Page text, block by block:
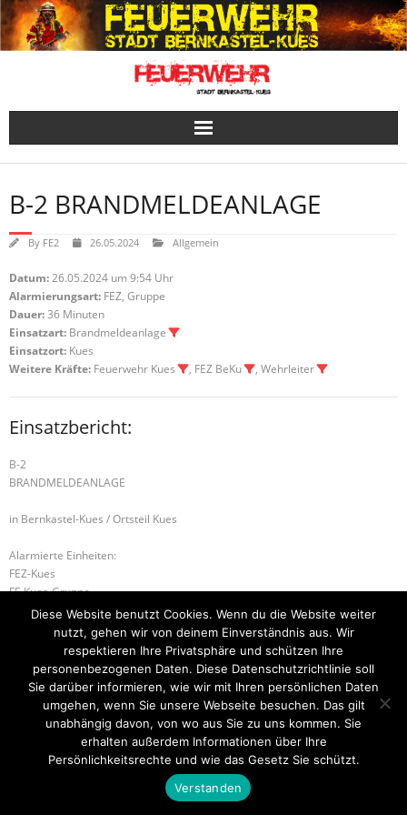
Skip
to
content
B-2 BRANDMELDEANLAGE
By FE2 26.05.2024 Allgemein
Datum:26.05.2024 um 9:54 Uhr
Alarmierungsart: FEZ, Gruppe
Dauer:36 Minuten
Einsatzart: Brandmeldeanlage
Einsatzort: Kues
Weitere Kräfte: Feuerwehr Kues , FEZ BeKu , Wehrleiter
Einsatzbericht:
B-2
BRANDMELDEANLAGE
in Bernkastel-Kues / Ortsteil Kues
Alarmierte Einheiten:
FEZ-Kues
FF-Kues-Gruppe
BeKu WL
B-2 BRANDMELDEANLAGE H-2 TÜR ÖFFNEN DRINGEND
Startseite Einsätze Mitglied werden Über uns
Bilder
Kontakt
Theme byThink Up Themes Ltd. Powered byWordPress.
Diese Website benutzt Cookies. Wenn du die Website weiter
nutzt, gehen wir von deinem Einverständnis aus. Wir
respektieren Ihre Privatsphäre und schützen Ihre
personenbezogenen Daten. Diese Datenschutzrichtlinie soll
Sie darüber informieren, wie wir mit Ihren persönlichen Daten
umgehen, wenn Sie unsere Webseite besuchen. Das gilt
unabhängig davon, von wo aus Sie zu uns kommen. Sie
erhalten außerdem Informationen über Ihre
Persönlichkeitsrechte und wie das Gesetz Sie schützt.
Verstanden